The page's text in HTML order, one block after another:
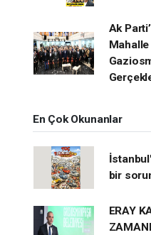
Ak
En Çok Okunanlar
bir
ERAY